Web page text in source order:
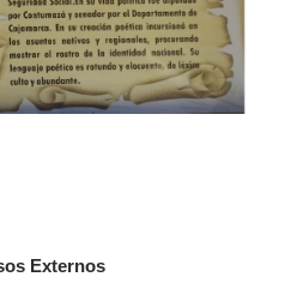
Externos